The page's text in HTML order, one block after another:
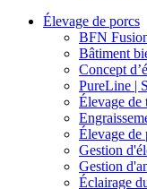
Élevage de porcs
BFN
Bâtiment
Concept
PureLine |
Élevage de
Élevage de
Gestion
Gestion
Éclairage